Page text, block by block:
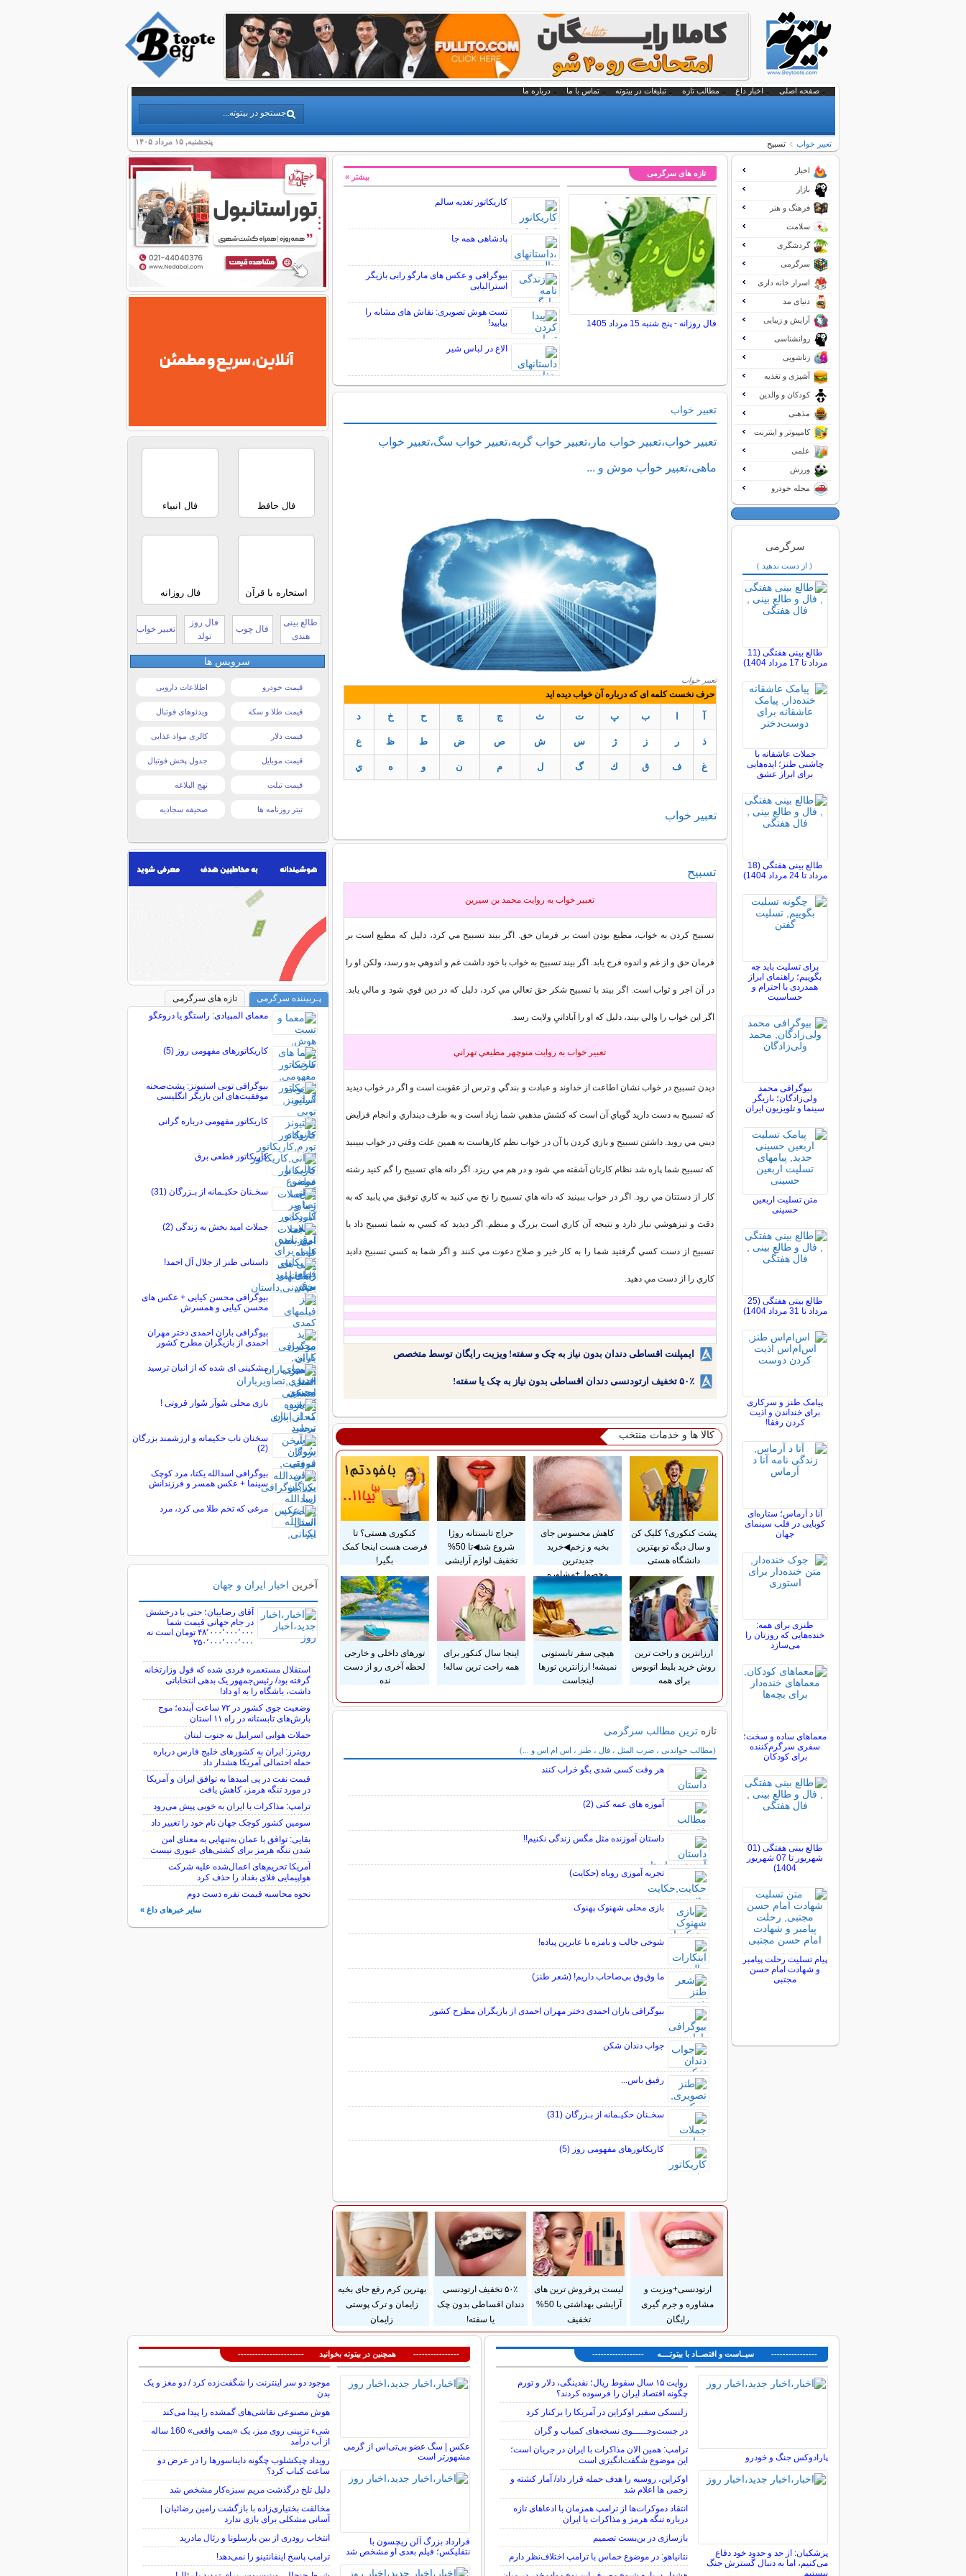
صفحه اصلی اخبار داغ مطالب تازه تبلیغات در بیتوته تماس با ما درباره ما
پنجشنبه, ۱۵ مرداد ۱۴۰۵ تعبير خواب تسبیح
تازه های سرگرمی
فال روزانه - پنج شنبه 15 مرداد 1405
کاریکاتور تغذیه سالم
پادشاهی همه جا
بیوگرافی و عکس های مارگو رابی بازیگر
استرالیایی
تست هوش تصویری: نقاش های مشابه را
بیابید!
الاغ در لباس شیر
بیشتر »
تعبیر خواب
تعبیر خواب،تعبیر خواب مار،تعبیر خواب گربه،تعبیر خواب سگ،تعبیر خواب
ماهی،تعبیر خواب موش و ...
تعبیر خواب
حرف نخست کلمه ای که درباره آن خواب دیده اید
ب پ ت ث ج چ ح خ د
ذ ر ز ژ س ش ص ض ط ظ ع
غ ف ق ك گ ل م ن و ه ي
تعبير خواب
تسبیح
تعبير خواب به روايت محمد بن سيرين
تسبيح كردن به خواب، مطيع بودن است بر فرمان حق. اگر بيند تسبيح مي كرد، دليل كه مطيع است بر
فرمان حق و از غم و اندوه فرج يابد. اگر بيند تسبيح به خواب با خود داشت غم و اندوهي بدو رسد، ولكن او را
در آن اجر و ثواب است. اگر بيند با تسبيح شكر حق تعالي مي كرد، دليل كه در دين قوي شود و مالي يابد.
اگر اين خواب را والي بيند، دليل كه او را آبادانيِ ولايت رسد.
تعبير خواب به روايت منوچهر مطيعي تهراني
ديدن تسبيح در خواب نشان اطاعت از خداوند و عبادت و بندگي و ترس از عقوبت است و اگر در خواب ديديد
که تسبيح به دست داريد گوياي آن است که کشش مذهبي شما زياد است و به طرف دينداري و انجام فرايض
ديني مي رويد. داشتن تسبيح و بازي کردن با آن در خواب نظم کارهاست به همين علت وقتي در خواب ببينيد
که تسبيح شما پاره شد نظام کارتان آشفته مي شود و در هم مي ريزد. اگر دانه هاي تسبيح را گم کنيد رشته
کار از دستتان مي رود. اگر در خواب ببينيد که دانه هاي تسبيح را نخ مي کنيد به کاري توفيق مي يابيد که به
دقت و تيزهوشي نياز دارد و نتيجه آن کاري است بزرگ و منظم. اگر ديديد که کسي به شما تسبيح داد يا
تسبيح از دست کسي گرفتيد شما را به کار خير و صلاح دعوت مي کنند و اگر شما به کسي تسبيح داديد
کاري را از دست مي دهيد.
ایمپلنت اقساطی دندان بدون نیاز به چک و سفته! ویزیت رایگان توسط متخصص
۵۰٪ تخفیف ارتودنسی دندان اقساطی بدون نیاز به چک یا سفته!
کالا ها و خدمات منتخب
پشت کنکوری؟ کلیک کن
و سال دیگه تو بهترین
دانشگاه هستی
کاهش محسوس جای
بخیه و زخم◀خرید
جدیدترین
محصول+مشاوره
حراج تابستانه روژا
شروع شد◀تا 50%
تخفیف لوازم آرایشی
کنکوری هستی؟ تا
فرصت هست اینجا کمک
بگیر!
ارزانترین و راحت ترین
روش خرید بلیط اتوبوس
برای همه
هیچی سفر تابستونی
نمیشه! ارزانترین تورها
اینجاست
اینجا سال کنکور برای
همه راحت ترین ساله!
تورهای داخلی و خارجی
لحظه آخری رو از دست
نده
تازه ترین مطالب سرگرمی
(مطالب خواندنی ، ضرب المثل ، فال ، طنز ، اس ام اس و ...)
سایر مطالب سرگرمی
هر وقت کسی شدی بگو خراب کنند
آموزه های عمه کتی (2)
داستان آموزنده مثل مگس زندگی نکنیم!!
تجربه آموزی روباه (حکایت)
بازی محلی شهنوک پهنوک
شوخی جالب و بامزه با عابرین پیاده!
ما وق‌وق بی‌صاحاب داریم! (شعر طنز)
بیوگرافی باران احمدی دختر مهران احمدی از بازیگران مطرح کشور
جواب دندان شکن
رفیق باس...
سخـنان حکیـمانه از بـزرگان (31)
کاریکاتورهای مفهومی روز (5)
سایر مطالب سرگرمی
ارتودنسی+ویزیت و
مشاوره و جرم گیری
رایگان
لیست پرفروش ترین های
آرایشی بهداشتی با 50%
تخفیف
۵۰٪ تخفیف ارتودنسی
دندان اقساطی بدون چک
یا سفته!
بهترین کرم رفع جای بخیه
زایمان و ترک پوستی
زایمان
اخبار
بازار
فرهنگ و هنر
سلامت
گردشگری
سرگرمی
اسرار خانه داری
دنیای مد
آرایش و زیبایی
روانشناسی
زناشویی
آشپزی و تغذیه
کودکان و والدین
مذهبی
کامپیوتر و اینترنت
علمی
ورزش
مجله خودرو
سرگرمی
( از دست ندهید )
طالع بینی هفتگی (11
مرداد تا 17 مرداد 1404)
جملات عاشقانه با
چاشنی طنز؛ ایده‌هایی
برای ابراز عشق
طالع بینی هفتگی (18
مرداد تا 24 مرداد 1404)
برای تسلیت باید چه
بگوییم؛ راهنمای ابراز
همدردی با احترام و
حساسیت
بیوگرافی محمد
ولی‌زادگان؛ بازیگر
سینما و تلویزیون ایران
متن تسلیت اربعین
حسینی
طالع بینی هفتگی (25
مرداد تا 31 مرداد 1404)
پیامک طنز و سرکاری
برای خنداندن و اذیت
کردن رفقا!
آنا د آرماس؛ ستاره‌ای
کوبایی در قلب سینمای
جهان
طنزی برای همه:
خنده‌هایی که روزتان را
می‌سازد
معماهای ساده و سخت؛
سفری سرگرم‌کننده
برای کودکان
طالع بینی هفتگی (01
شهریور تا 07 شهریور
1404)
پیام تسلیت رحلت پیامبر
و شهادت امام حسن
مجتبی
فال حافظ فال انبیاء
استخاره با قرآن فال روزانه
طالع بینی
هندی
فال چوب
فال روز
تولد
تعبیر خواب
سرویس ها
قیمت خودرو اطلاعات دارویی
قیمت طلا و سکه ویدئوهای فوتبال
قیمت دلار کالری مواد غذایی
قیمت موبایل جدول پخش فوتبال
قیمت تبلت نهج البلاغه
تیتر روزنامه ها صحیفه سجادیه
پـربیننده سرگرمی
تازه های سرگرمی
معمای المپیادی: راستگو یا دروغگو
کاریکاتورهای مفهومی روز (5)
بیوگرافی توبی استیونز: پشت‌صحنه
موفقیت‌های این بازیگر انگلیسی
کاریکاتور مفهومی درباره گرانی
کاریکاتور قطعی برق
سخـنان حکیـمانه از بـزرگان (31)
جملات امید بخش به زندگی (2)
داستانی طنز از جلال آل احمد!
بیوگرافی محسن کیایی + عکس های
محسن کیایی و همسرش
بیوگرافی باران احمدی دختر مهران
احمدی از بازیگران مطرح کشور
مشکینی ای شده که از انبان ترسید
بازی محلی سُوآر سُوار قروتی !
سخنان ناب حکیمانه و ارزشمند بزرگان
(2)
بیوگرافی اسدالله یکتا، مرد کوچک
سینما + عکس همسر و فرزندانش
مرغی که تخم طلا می کرد، مرد
آخرین اخبار ایران و جهان
آقای رضاییان؛ حتی با درخشش
در جام جهانی قیمت شما
۴۸٬۰۰۰٬۰۰۰٬۰۰۰ تومان است نه
۲۵۰٬۰۰۰٬۰۰۰٬۰۰۰
استقلال مستعمره فردی شده که قول وزارتخانه
گرفته بود/ رئیس‌جمهور یک بدهی انتخاباتی
داشت، باشگاه را به او داد!
وضعیت جوی کشور در ۷۲ ساعت آینده؛ موج
بارش‌های تابستانه در راه ۱۱ استان
حملات هوایی اسراییل به جنوب لبنان
رویترز: ایران به کشورهای خلیج فارس درباره
حمله احتمالی آمریکا هشدار داد
قیمت نفت در پی امیدها به توافق ایران و آمریکا
در مورد تنگه هرمز، کاهش یافت
ترامپ: مذاکرات با ایران به خوبی پیش می‌رود
سومین کشور کوچک جهان نام خود را تغییر داد
بقایی: توافق با عمان به‌تنهایی به معنای امن
شدن تنگه هرمز برای کشتی‌های عبوری نیست
آمریکا تحریم‌های اعمال‌شده علیه شرکت
هواپیمایی فلای بغداد را حذف کرد
نحوه محاسبه قیمت نقره دست دوم
سایر خبرهای داغ »
---------------- سیــاست و اقتصــاد با بیتوتــــه ------------------
پارادوکس جنگ و خودرو
پزشکیان: از حد و حدود خود دفاع
می‌کنیم، اما به دنبال گسترش جنگ
نیستیم
روایت ۱۵ سال سقوط ریال؛ نقدینگی، دلار و تورم
چگونه اقتصاد ایران را فرسوده کردند؟
زلنسکی سفیر اوکراین در آمریکا را برکنار کرد
در جست‌وجـــــوی نسخه‌های کمیاب و گران
ترامپ: همین الان مذاکرات با ایران در جریان است؛
این موضوع شگفت‌انگیزی است
اوکراین، روسیه را هدف حمله قرار داد/ آمار کشته و
زخمی ها اعلام شد
انتقاد دموکرات‌ها از ترامپ همزمان با ادعاهای تازه
درباره تنگه هرمز و مذاکرات با ایران
بازسازی در بن‌بست تصمیم
نتانیاهو: در موضوع حماس با ترامپ اختلاف‌نظر دارم
---------------- همچنین در بیتوته بخوانید -----------------------
عکس | سگ عضو بی‌تی‌اس از گرمی
مشهورتر است
قرارداد بزرگ آلن ریچسون با
نتفلیکس؛ فیلم بعدی او مشخص شد
موجود دو سر اینترنت را شگفت‌زده کرد / دو مغز و یک
بدن
هوش مصنوعی نقاشی‌های گمشده را پیدا می‌کند
شیء تزیینی روی میز، یک «بمب واقعی» 160 ساله
از آب درآمد
رویداد چیکشلوب چگونه دایناسورها را در عرض دو
ساعت کباب کرد؟
دلیل تلخ درگذشت مریم سبزه‌کار مشخص شد
مخالفت بختیاری‌زاده با بازگشت رامین رضائیان |
آسانی مشکلی برای بازی ندارد
انتخاب رودری از بین بارسلونا و رئال مادرید
ترامپ پاسخ اینفانتینو را نمی‌دهد!